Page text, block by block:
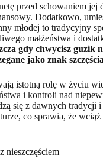
przed schowaniem jej
Dodatkowo,
młodej to tradycyjny
małżeństwa i
gdy chwycisz guzik
jako znak
istotną rolę w życiu
i kontroli nad
się z dawnych tradycji i
co sprawia, że wciąż
nieszczęściem